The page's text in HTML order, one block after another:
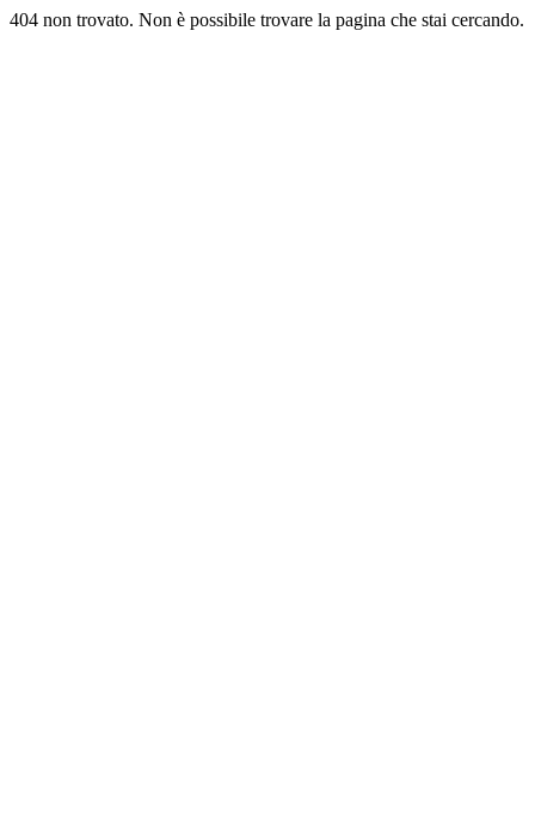
404 non trovato. Non è possibile trovare la pagina che stai cercando.